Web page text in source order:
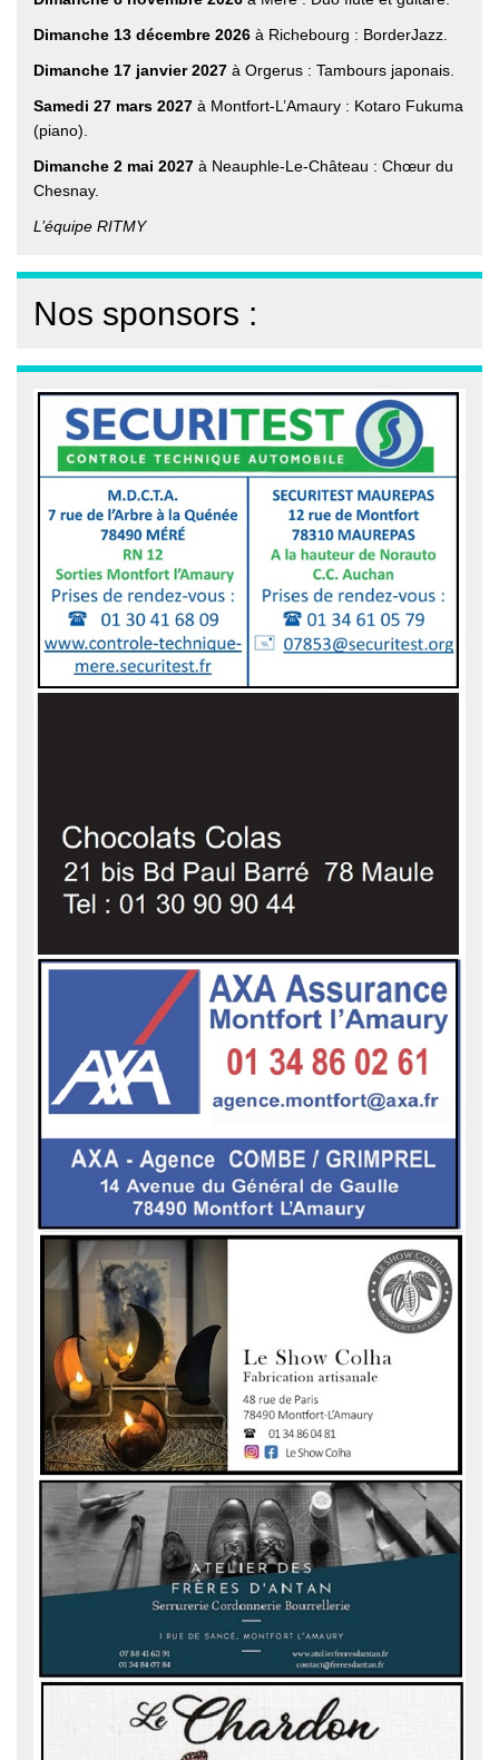
Dimanche 13 décembre 2026 à Richebourg : BorderJazz.
Dimanche 17 janvier 2027 à Orgerus : Tambours japonais.
Samedi 27 mars 2027 à Montfort-L’Amaury : Kotaro Fukuma
(piano).
Dimanche 2 mai 2027 à Neauphle-Le-Château : Chœur du
Chesnay.
L’équipe RITMY
Nos sponsors :